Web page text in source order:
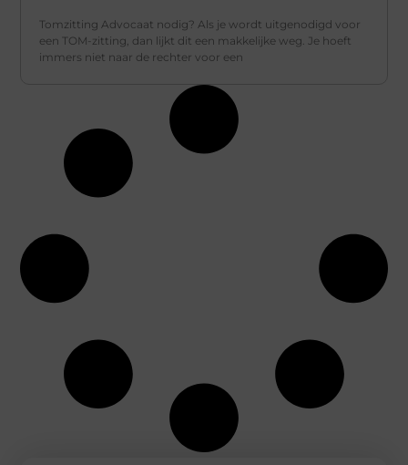
Tomzitting Advocaat nodig? Als je wordt uitgenodigd voor
een TOM-zitting, dan lijkt dit een makkelijke weg. Je hoeft
immers niet naar de rechter voor een